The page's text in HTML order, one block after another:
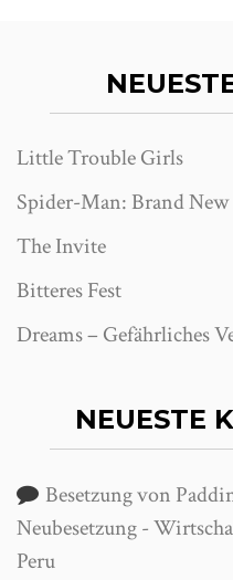
Little Trouble Girls
Spider-Man: Brand New
The Invite
Bitteres Fest
Dreams – Gefährliches
NEUESTE
Besetzung von
Neubesetzung -
Peru